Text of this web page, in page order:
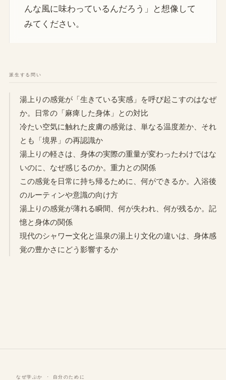
んな風に味わっているんだろう」と想像して
みてください。
派生する問い
湯上りの感覚が「生きている実感」を呼び起こすのはなぜ
か。日常の「麻痺した身体」との対比
冷たい空気に触れた皮膚の感覚は、単なる温度差か、それ
とも「境界」の再認識か
湯上りの軽さは、身体の実際の重量が変わったわけではな
いのに、なぜ感じるのか。重力との関係
この感覚を日常に持ち帰るために、何ができるか。入浴後
のルーティンや意識の向け方
湯上りの感覚が薄れる瞬間、何が失われ、何が残るか。記
憶と身体の関係
現代のシャワー文化と温泉の湯上り文化の違いは、身体感
覚の豊かさにどう影響するか
なぜ学ぶか · 自分のために